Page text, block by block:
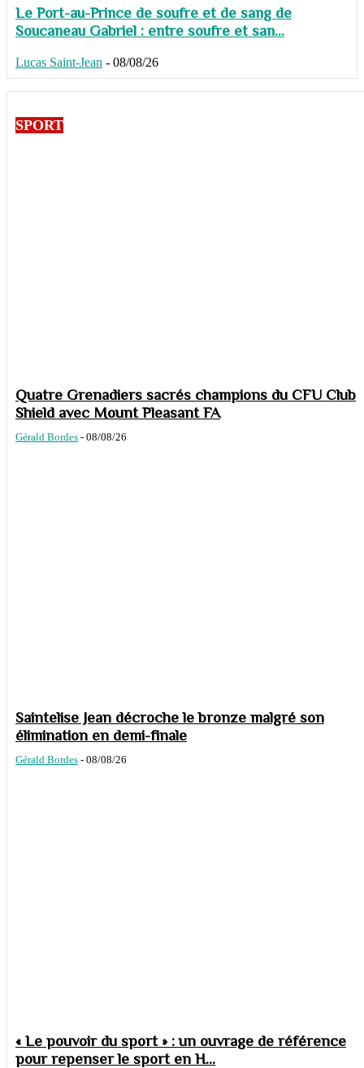
Le Port-au-Prince de soufre et de sang de
Soucaneau Gabriel : entre soufre et san...
Lucas Saint-Jean - 08/08/26
SPORT
Quatre Grenadiers sacrés champions du CFU Club
Shield avec Mount Pleasant FA
Gérald Bordes - 08/08/26
Saintelise Jean décroche le bronze malgré son
élimination en demi-finale
Gérald Bordes - 08/08/26
« Le pouvoir du sport » : un ouvrage de référence
pour repenser le sport en H...